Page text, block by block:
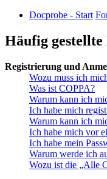
Docprobe - Start
Häufig gestellte
Registrierung und
Wozu muss ich
Was ist COPPA?
Warum kann ich
Ich habe mich
Warum kann ich
Ich habe mich vor
Ich habe mein
Warum werde ich
Wozu ist die „Alle